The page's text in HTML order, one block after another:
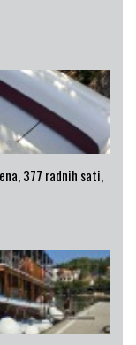
377 radnih sati,